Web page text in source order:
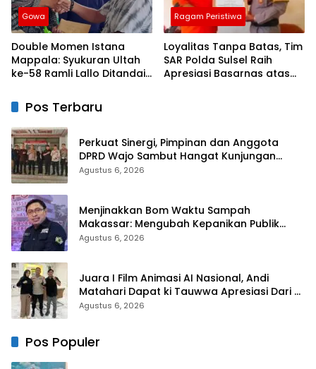
Gowa
Double Momen Istana
Mappala: Syukuran Ultah
ke-58 Ramli Lallo Ditandai
Ibadah
Ragam Peristiwa
Loyalitas Tanpa Batas, Tim
SAR Polda Sulsel Raih
Apresiasi Basarnas atas
Pos Terbaru
Perkuat Sinergi, Pimpinan dan Anggota
DPRD Wajo Sambut Hangat Kunjungan
Silaturahmi Kapolres Wajo yang Baru
Agustus 6, 2026
Menjinakkan Bom Waktu Sampah
Makassar: Mengubah Kepanikan Publik
Menjadi Revolusi Berbasis RT
Agustus 6, 2026
Juara I Film Animasi AI Nasional, Andi
Matahari Dapat ki Tauwwa Apresiasi Dari
Kapolres Bulukumba
Agustus 6, 2026
Pos Populer